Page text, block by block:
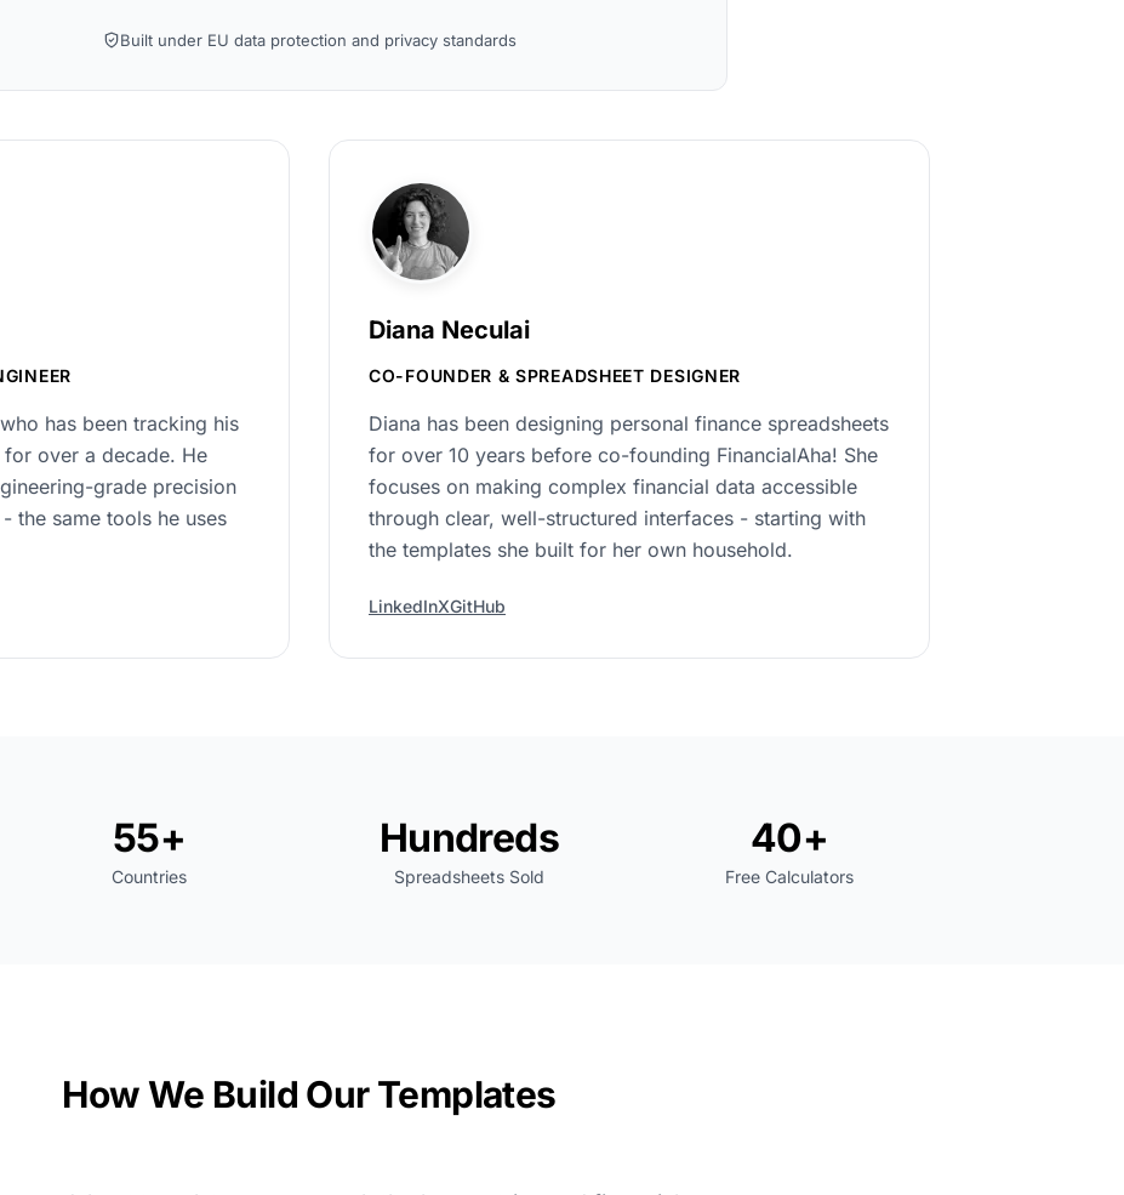
Built under EU data protection and privacy standards
has been tracking his
over a decade. He
grade precision
the same tools he uses
Diana Neculai
CO-FOUNDER & SPREADSHEET DESIGNER
Diana has been designing personal finance spreadsheets
for over 10 years before co-founding FinancialAha! She
focuses on making complex financial data accessible
through clear, well-structured interfaces - starting with
the templates she built for her own household.
LinkedInXGitHub
55+
Countries
Hundreds
Spreadsheets Sold
40+
Free Calculators
How We Build Our Templates